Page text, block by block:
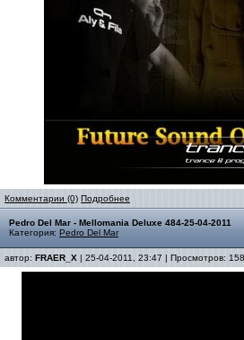
Комментарии (0) Подробнее
Pedro Del Mar - Mellomania Deluxe 484-25-04-2011
Категория: Pedro Del Mar
автор: FRAER_X | 25-04-2011, 23:47 | Просмотров: